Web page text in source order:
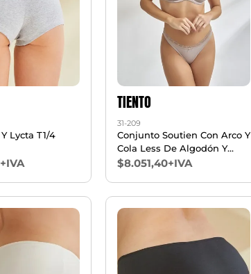
Lycta T1/4
TIENTO
31-209
Conjunto Soutien Con Arco Y
Cola Less De Algodón Y
Lycra T85/100
$8.051,40+IVA